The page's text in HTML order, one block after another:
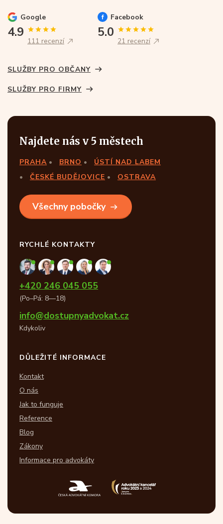
Google
4.9
111 recenzí
Facebook
5.0
21 recenzí
SLUŽBY PRO OBČANY
SLUŽBY PRO FIRMY
Najdete nás v 5 městech
PRAHA BRNO
ÚSTÍ NAD LABEM
ČESKÉ BUDĚJOVICE
OSTRAVA
Všechny pobočky
RYCHLÉ KONTAKTY
+420 246 045 055
(Po–Pá: 8—18)
info@dostupnyadvokat.cz
Kdykoliv
DŮLEŽITÉ INFORMACE
Kontakt
O nás
Jak to funguje
Reference
Blog
Zákony
Informace pro advokáty